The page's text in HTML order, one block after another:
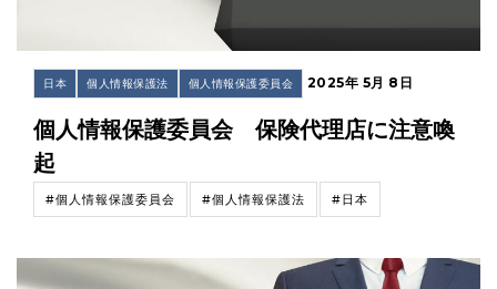
日本 個人情報保護法 個人情報保護委員会 2025年 5月 8日
個人情報保護委員会 保険代理店に注意喚
起
#個人情報保護委員会 #個人情報保護法 #日本